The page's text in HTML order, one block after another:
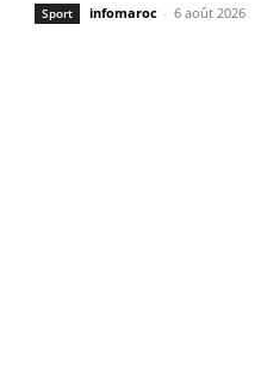
Sport infomaroc - 6 août 2026